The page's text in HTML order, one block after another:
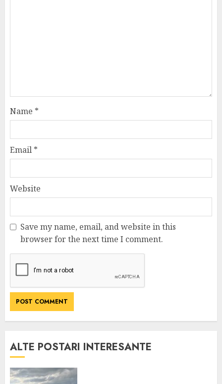
Name *
Email *
Website
Save my name, email, and website in this
browser for the next time I comment.
ALTE POSTARI INTERESANTE